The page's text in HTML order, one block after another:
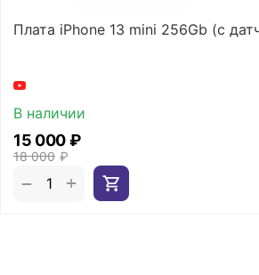
Плата iPhone 13 mini 256Gb (с
В наличии
18 000 ₽
15 000₽
+
−